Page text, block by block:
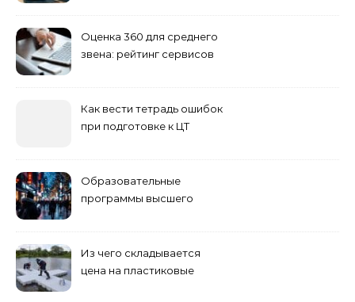
Оценка 360 для среднего
звена: рейтинг сервисов
Как вести тетрадь ошибок
при подготовке к ЦТ
Образовательные
программы высшего
Из чего складывается
цена на пластиковые